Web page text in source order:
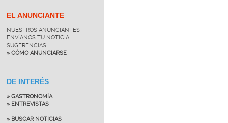
EL ANUNCIANTE
NUESTROS ANUNCIANTES
ENVÍANOS TU NOTICIA
SUGERENCIAS
» CÓMO ANUNCIARSE
DE INTERÉS
» GASTRONOMÍA
» ENTREVISTAS
» BUSCAR NOTICIAS